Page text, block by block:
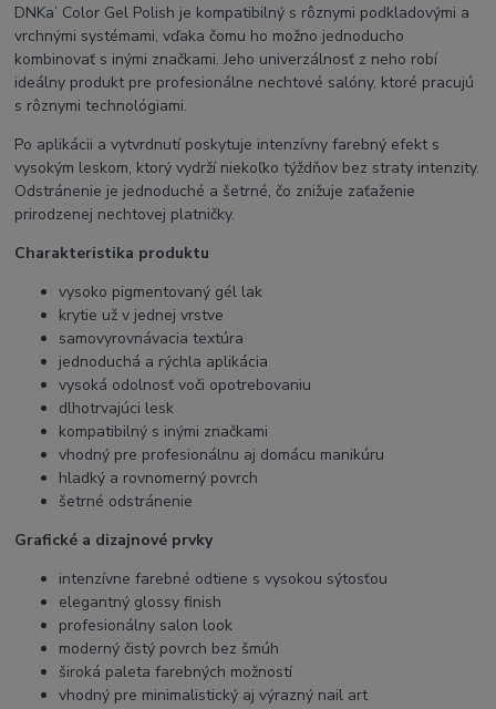
DNKa’ Color Gel Polish je kompatibilný s rôznymi podkladovými a
vrchnými systémami, vďaka čomu ho možno jednoducho
kombinovať s inými značkami. Jeho univerzálnosť z neho robí
ideálny produkt pre profesionálne nechtové salóny, ktoré pracujú
s rôznymi technológiami.
Po aplikácii a vytvrdnutí poskytuje intenzívny farebný efekt s
vysokým leskom, ktorý vydrží niekoľko týždňov bez straty intenzity.
Odstránenie je jednoduché a šetrné, čo znižuje zaťaženie
prirodzenej nechtovej platničky.
Charakteristika produktu
vysoko pigmentovaný gél lak
krytie už v jednej vrstve
samovyrovnávacia textúra
jednoduchá a rýchla aplikácia
vysoká odolnosť voči opotrebovaniu
dlhotrvajúci lesk
kompatibilný s inými značkami
vhodný pre profesionálnu aj domácu manikúru
hladký a rovnomerný povrch
šetrné odstránenie
Grafické a dizajnové prvky
intenzívne farebné odtiene s vysokou sýtosťou
elegantný glossy finish
profesionálny salon look
moderný čistý povrch bez šmúh
široká paleta farebných možností
vhodný pre minimalistický aj výrazný nail art